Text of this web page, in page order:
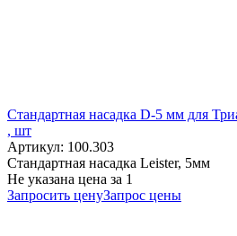
Стандартная насадка D-5 мм для
, шт
Артикул: 100.303
Стандартная насадка Leister, 5мм
Не указана цена за 1
Запросить ценуЗапрос цены